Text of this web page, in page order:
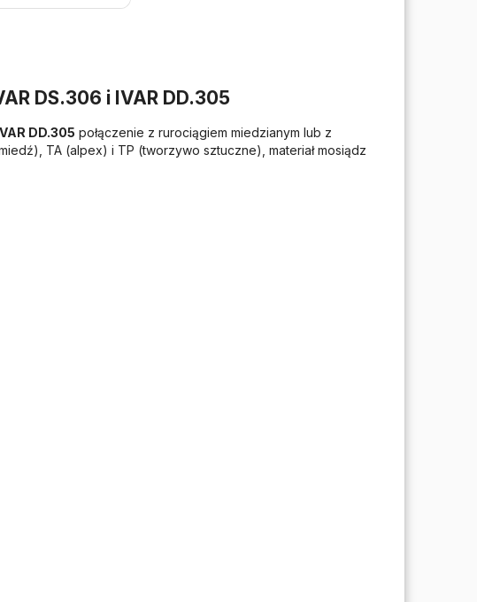
DS.306 i IVAR DD.305
DD.305 połączenie z rurociągiem miedzianym lub z
TA (alpex) i TP (tworzywo sztuczne), materiał mosiądz